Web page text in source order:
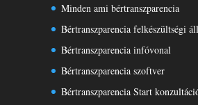
Minden ami bértranszparencia
Bértranszparencia felkészültségi
Bértranszparencia infóvonal
Bértranszparencia szoftver
Bértranszparencia Start